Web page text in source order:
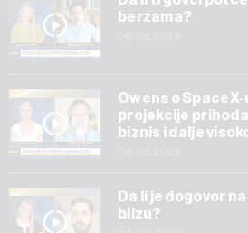
berzama?
Owens o SpaceX-
projekcije
biznis i dalje
Da li je dogovor
blizu?